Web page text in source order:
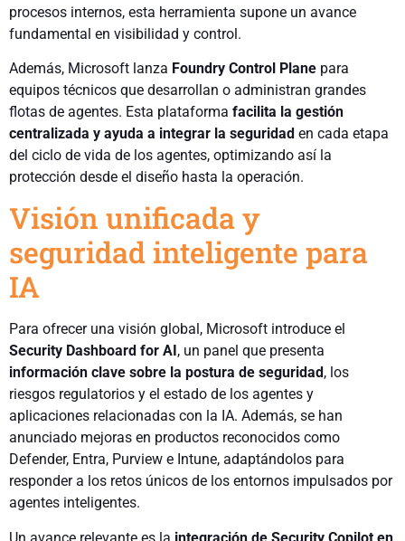
procesos internos, esta herramienta supone un avance
fundamental en visibilidad y control.
Además, Microsoft lanza Foundry Control Plane para
equipos técnicos que desarrollan o administran grandes
flotas de agentes. Esta plataforma facilita la gestión
centralizada y ayuda a integrar la seguridad en cada etapa
del ciclo de vida de los agentes, optimizando así la
protección desde el diseño hasta la operación.
Visión unificada y
seguridad inteligente para
IA
Para ofrecer una visión global, Microsoft introduce el
Security Dashboard for AI , un panel que presenta
información clave sobre la postura de seguridad , los
riesgos regulatorios y el estado de los agentes y
aplicaciones relacionadas con la IA. Además, se han
anunciado mejoras en productos reconocidos como
Defender, Entra, Purview e Intune, adaptándolos para
responder a los retos únicos de los entornos impulsados por
agentes inteligentes.